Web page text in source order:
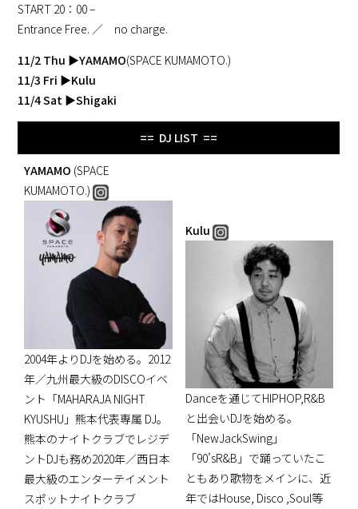
START 20：00 –
Entrance Free. ／ no charge.
11/2 Thu ▶YAMAMO(SPACE KUMAMOTO.)
11/3 Fri ▶Kulu
11/4 Sat ▶Shigaki
== DJ LIST ==
YAMAMO (SPACE
KUMAMOTO.)
2004年よりDJを始める。2012
年／九州最大級のDISCOイベ
ント「MAHARAJA NIGHT
KYUSHU」熊本代表専属 DJ。
熊本のナイトクラブでレジデ
ントDJも務め2020年／西日本
最大級のエンターテイメント
スポットナイトクラブ
Kulu
Danceを通じてHIPHOP,R&B
と出会いDJを始める。
「NewJackSwing」
「90’sR&B」で踊っていたこ
ともあり歌物をメインに、近
年ではHouse, Disco ,Soul等